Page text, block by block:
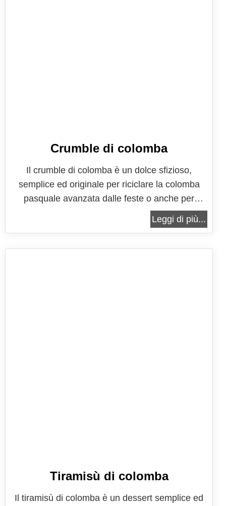
Crumble di colomba
Il crumble di colomba è un dolce sfizioso,
semplice ed originale per riciclare la colomba
pasquale avanzata dalle feste o anche per
servire in una maniera diversa dal solito un dolce
che è anche un grande classico di Pasqua. Il
Leggi di più...
Tiramisù di colomba
Il tiramisù di colomba è un dessert semplice ed